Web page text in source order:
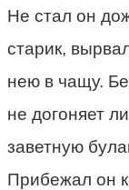
Не стал он
старик,
нею в чащу.
не догоняет
заветную
Прибежал он